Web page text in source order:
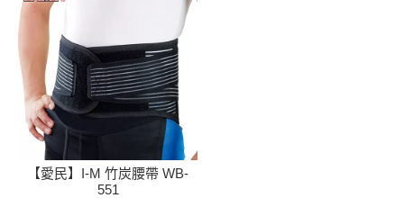
【愛民】I-M 竹炭腰帶 WB-
551